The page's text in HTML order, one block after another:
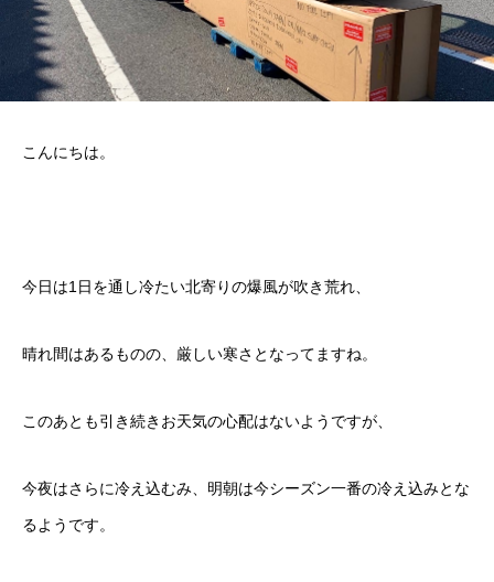
こんにちは。
今日は1日を通し冷たい北寄りの爆風が吹き荒れ、
晴れ間はあるものの、厳しい寒さとなってますね。
このあとも引き続きお天気の心配はないようですが、
今夜はさらに冷え込むみ、明朝は今シーズン一番の冷え込みとな
るようです。